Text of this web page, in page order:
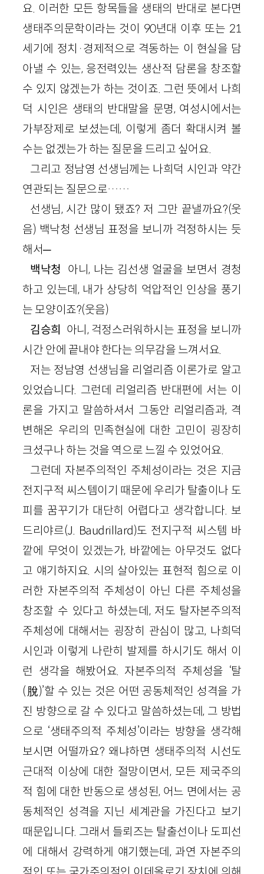
요. 이러한 모든 항목들을 생태의 반대로 본다면
생태주의문학이라는 것이 90년대 이후 또는 21
세기에 정치·경제적으로 격동하는 이 현실을 담
아낼 수 있는, 응전력있는 생산적 담론을 창조할
수 있지 않겠는가 하는 것이죠. 그런 뜻에서 나희
덕 시인은 생태의 반대말을 문명, 여성시에서는
가부장제로 보셨는데, 이렇게 좀더 확대시켜 볼
수는 없겠는가 하는 질문을 드리고 싶어요.
그리고 정남영 선생님께는 나희덕 시인과 약간
연관되는 질문으로……
선생님, 시간 많이 됐죠? 저 그만 끝낼까요?(웃
음) 백낙청 선생님 표정을 보니까 걱정하시는 듯
해서─
백낙청 아니, 나는 김선생 얼굴을 보면서 경청
하고 있는데, 내가 상당히 억압적인 인상을 풍기
는 모양이죠?(웃음)
김승희 아니, 걱정스러워하시는 표정을 보니까
시간 안에 끝내야 한다는 의무감을 느껴서요.
저는 정남영 선생님을 리얼리즘 이론가로 알고
있었습니다. 그런데 리얼리즘 반대편에 서는 이
론을 가지고 말씀하셔서 그동안 리얼리즘과, 격
변해온 우리의 민족현실에 대한 고민이 굉장히
크셨구나 하는 것을 역으로 느낄 수 있었어요.
그런데 자본주의적인 주체성이라는 것은 지금
전지구적 씨스템이기 때문에 우리가 탈출이나 도
피를 꿈꾸기가 대단히 어렵다고 생각합니다. 보
드리야르(J. Baudrillard)도 전지구적 씨스템 바
깥에 무엇이 있겠는가, 바깥에는 아무것도 없다
고 얘기하지요. 시의 살아있는 표현적 힘으로 이
러한 자본주의적 주체성이 아닌 다른 주체성을
창조할 수 있다고 하셨는데, 저도 탈자본주의적
주체성에 대해서는 굉장히 관심이 많고, 나희덕
시인과 이렇게 나란히 발제를 하시기도 해서 이
런 생각을 해봤어요. 자본주의적 주체성을 ‘탈
(脫)’할 수 있는 것은 어떤 공동체적인 성격을 가
진 방향으로 갈 수 있다고 말씀하셨는데, 그 방법
으로 ‘생태주의적 주체성’이라는 방향을 생각해
보시면 어떨까요? 왜냐하면 생태주의적 시선도
근대적 이상에 대한 절망이면서, 모든 제국주의
적 힘에 대한 반동으로 생성된, 어느 면에서는 공
동체적인 성격을 지닌 세계관을 가진다고 보기
때문입니다. 그래서 들뢰즈는 탈출선이나 도피선
에 대해서 강력하게 얘기했는데, 과연 자본주의